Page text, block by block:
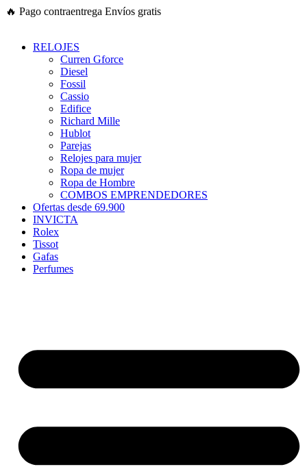
Ir
🔥 Pago contraentrega Envíos gratis
RELOJES
Curren Gforce
Diesel
Fossil
Cassio
Edifice
Richard Mille
Hublot
Parejas
Relojes para mujer
Ropa de mujer
Ropa de Hombre
COMBOS EMPRENDEDORES
Ofertas desde 69.900
INVICTA
Rolex
Tissot
Gafas
Perfumes